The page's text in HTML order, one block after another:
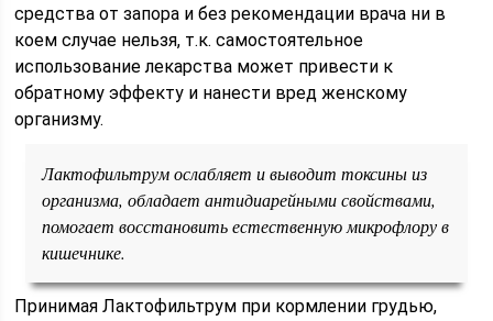
средства от запора и без рекомендации врача ни в
коем случае нельзя, т.к. самостоятельное
использование лекарства может привести к
обратному эффекту и нанести вред женскому
организму.
Лактофильтрум ослабляет и выводит токсины из
организма, обладает антидиарейными свойствами,
помогает восстановить естественную микрофлору в
кишечнике.
Принимая Лактофильтрум при кормлении грудью,